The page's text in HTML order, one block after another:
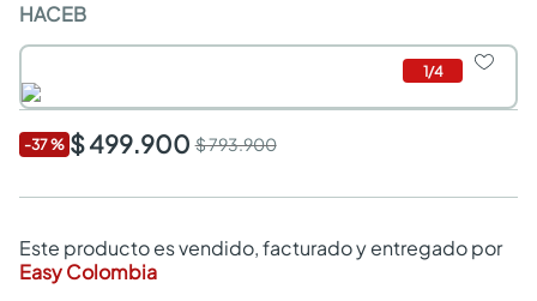
HACEB
1/4
-37% $ 499.900 $ 793.900
Este producto es vendido, facturado y entregado por
Easy Colombia
comedores
armarios closet